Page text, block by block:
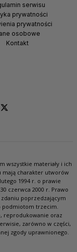
serwisu
prywatności
prywatności
osobowe
Kontakt
wszystkie materiały i ich
mają charakter utworów
1994 r. o prawie
czerwca 2000 r. Prawo
poprzedzającym
podmiotom trzecim.
reprodukowanie oraz
zarówno w części,
zgody uprawnionego.